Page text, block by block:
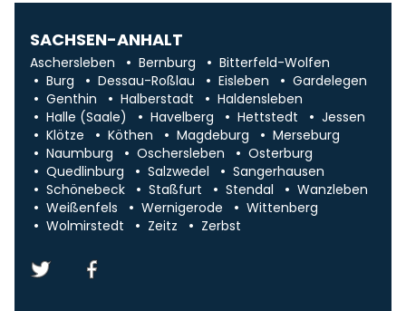
SACHSEN-ANHALT
Aschersleben Bernburg
Bitterfeld-Wolfen
Burg
Dessau-Roßlau Eisleben
Gardelegen
Genthin
Halberstadt
Haldensleben
Halle (Saale)
Havelberg Hettstedt
Jessen
Klötze
Köthen Magdeburg
Merseburg
Naumburg
Oschersleben
Osterburg
Quedlinburg
Salzwedel
Sangerhausen
Schönebeck
Staßfurt Stendal
Wanzleben
Weißenfels
Wernigerode
Wittenberg
Wolmirstedt
Zeitz Zerbst